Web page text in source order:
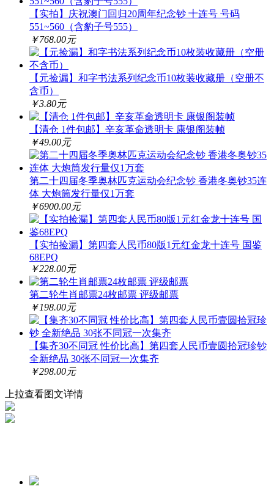
【实拍】庆祝澳门回归20周年纪念钞 十连号 号码
551~560（含豹子号555）
￥768.00元
【元捡漏】和字书法系列纪念币10枚装收藏册（空册不
含币）
￥3.80元
【清仓 1件包邮】辛亥革命透明卡 康银阁装帧
￥49.00元
第二十四届冬季奥林匹克运动会纪念钞 香港冬奥钞35连
体 大炮筒发行量仅1万套
￥6900.00元
【实拍捡漏】第四套人民币80版1元红金龙十连号 国鉴
68EPQ
￥228.00元
第二轮生肖邮票24枚邮票 评级邮票
￥198.00元
【集齐30不同冠 性价比高】第四套人民币壹圆拾冠珍钞
全新绝品 30张不同冠一次集齐
￥298.00元
上拉查看图文详情